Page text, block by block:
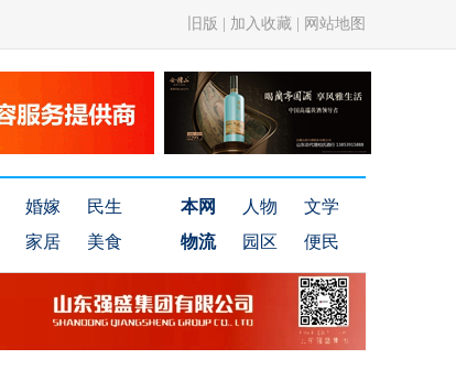
旧版 加入收藏 网站地图
婚嫁
民生
家居 美食
本网 人物
文学
物流
园区 便民